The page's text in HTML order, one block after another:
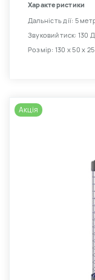
Характеристики
Дальність дії: 5
Звуковий тиск: 130
Розмір: 130 х 50 х
Акція